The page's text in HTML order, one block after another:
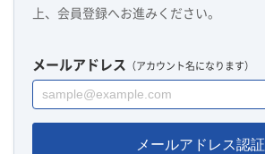
上、会員登録へお進みください。
メールアドレス （アカウント名になります）
メールアドレス認証